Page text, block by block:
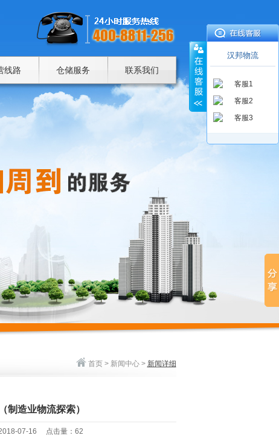
线路 仓储服务 联系我们
首页> 新闻中心> 新闻详细
制造业物流探索）
07-16 点击量： 62
汉邦物流
客服1
客服2
客服3